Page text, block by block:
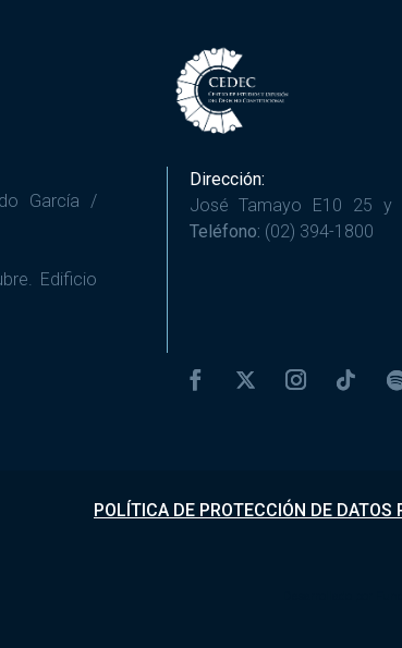
García /
Edificio
Dirección:
José Tamayo E10 25 y
Teléfono: (02) 394-1800
POLÍTICA DE PROTECCIÓN DE DATOS